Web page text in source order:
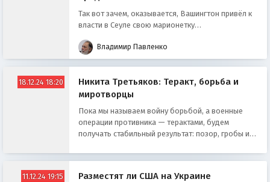
Так вот зачем, оказывается, Вашингтон привёл к
власти в Сеуле свою марионетку…
Владимир Павленко
18.12.24 18:20
Никита Третьяков: Теракт, борьба и
миротворцы
Пока мы называем войну борьбой, а военные
операции противника — терактами, будем
получать стабильный результат: позор, гробы и
11.12.24 19:15
Разместят ли США на Украине